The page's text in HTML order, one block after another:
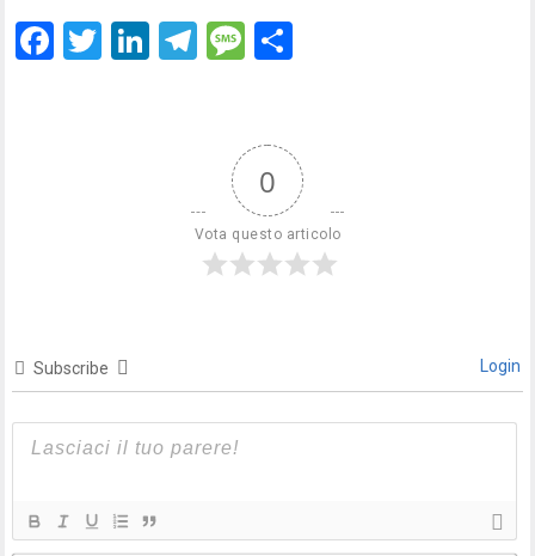
Facebook
Twitter
LinkedIn
Telegram
Message
0
Vota questo articolo
Subscribe Login